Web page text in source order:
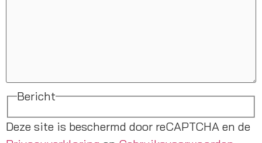
Bericht
Deze site is beschermd door reCAPTCHA en de